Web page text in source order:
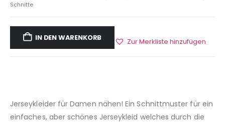
Schnitte
IN DEN WARENKORB Zur Merkliste hinzufügen
Jerseykleider für Damen nähen! Ein Schnittmuster für ein
einfaches, aber schönes Jerseykleid welches durch die